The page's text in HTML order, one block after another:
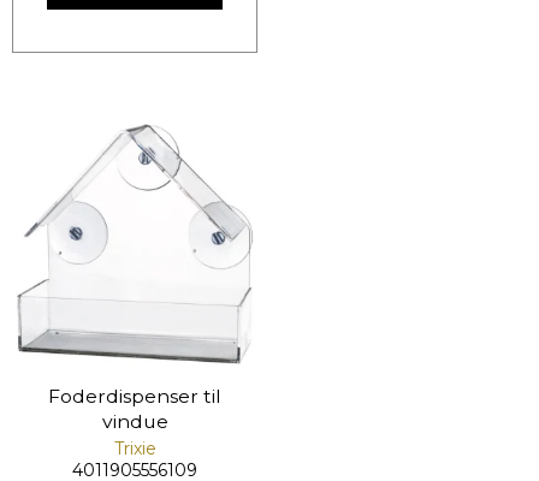
Foderdispenser til
vindue
Trixie
4011905556109